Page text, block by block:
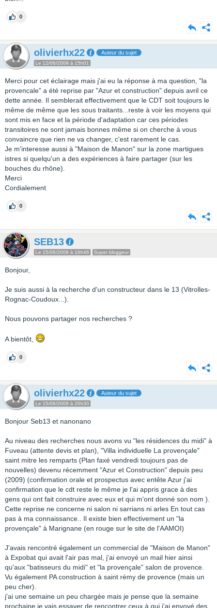
0
olivierhx22 Auteur du sujet
Le 12/06/2009 à 15h01
Merci pour cet éclairage mais j'ai eu la réponse à ma question, "la
provencale" a été reprise par "Azur et construction" depuis avril ce
dette année. Il semblerait effectivement que le CDT soit toujours le
même de même que les sous traitants...reste à voir les moyens qui
sont mis en face et la période d'adaptation car ces périodes
transitoires ne sont jamais bonnes même si on cherche à vous
convaincre que rien ne va changer, c'est rarement le cas.
Je m'interesse aussi à "Maison de Manon" sur la zone martigues
istres si quelqu'un a des expériences à faire partager (sur les
bouches du rhône).
Merci
Cordialement
0
SEB13
Le 15/06/2009 à 16h46 Super bloggeur
Bonjour,
Je suis aussi à la recherche d'un constructeur dans le 13 (Vitrolles-
Rognac-Coudoux...).
Nous pouvons partager nos recherches ?
A bientôt,
0
olivierhx22 Auteur du sujet
Le 15/06/2009 à 20h30
Bonjour Seb13 et nanonano
Au niveau des recherches nous avons vu "les résidences du midi" à
Fuveau (attente devis et plan), "Villa individuelle La provençale"
saint mitre les remparts (Plan faxé vendredi toujours pas de
nouvelles) devenu récemment "Azur et Construction" depuis peu
(2009) (confirmation orale et prospectus avec entête Azur j'ai
confirmation que le cdt reste le même je l'ai appris grace à des
gens qui ont fait construire avec eux et qui m'ont donné son nom ).
Cette reprise ne concerne ni salon ni sarrians ni arles En tout cas
pas à ma connaissance.. Il existe bien effectivement un "la
provençale" à Marignane (en rouge sur le site de l'AAMOI)
J'avais rencontré également un commercial de "Maison de Manon"
à Expobat qui avait l'air pas mal, j'ai envoyé un mail hier ainsi
qu'aux "batisseurs du midi" et "la provençale" salon de provence.
Vu également PA construction à saint rémy de provence (mais un
peu cher).
j'ai une semaine un peu chargée mais je pense que la semaine
prochaine je vais essayer de rencontrer ceux à qui j'ai envoyé des